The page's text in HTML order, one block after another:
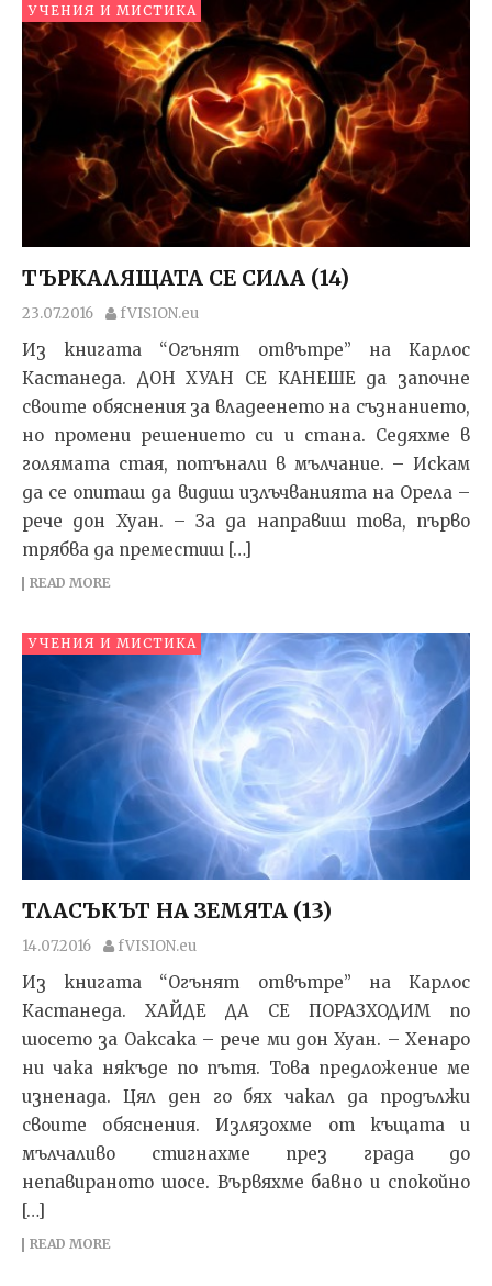
УЧЕНИЯ И МИСТИКА
ТЪРКАЛЯЩАТА СЕ СИЛА (14)
23.07.2016 fVISION.eu
Из книгата “Огънят отвътре” на Карлос
Кастанеда. ДОН ХУАН СЕ КАНЕШЕ да започне
своите обяснения за владеенето на съзнанието,
но промени решението си и стана. Седяхме в
голямата стая, потънали в мълчание. – Искам
да се опиташ да видиш излъчванията на Орела –
рече дон Хуан. – За да направиш това, първо
трябва да преместиш […]
READ MORE
УЧЕНИЯ И МИСТИКА
ТЛАСЪКЪТ НА ЗЕМЯТА (13)
14.07.2016 fVISION.eu
Из книгата “Огънят отвътре” на Карлос
Кастанеда. ХАЙДЕ ДА СЕ ПОРАЗХОДИМ по
шосето за Оаксака – рече ми дон Хуан. – Хенаро
ни чака някъде по пътя. Това предложение ме
изненада. Цял ден го бях чакал да продължи
своите обяснения. Излязохме от къщата и
мълчаливо стигнахме през града до
непавираното шосе. Вървяхме бавно и спокойно
[…]
READ MORE